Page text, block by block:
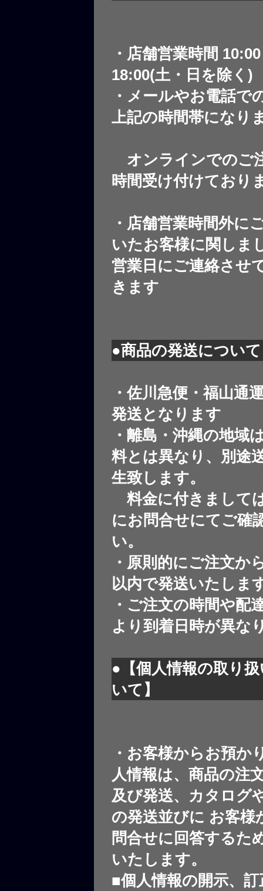
・店舗営業時間
18:00(土・日を除く)
・メールやお電話で
上記の時間帯になり
オンラインでのご
時間受け付けており
・店舗営業時間外に
いたお客様に関しま
営業日にご連絡させ
きます
●商品の発送について
・佐川急便・福山通
発送となります
・離島・沖縄の地域
料とは異なり、別途
生致します。
料金に付きまして
にお問合せにてご確
い。
・原則的にご注文か
以内で発送いたしま
・ご注文の時間や配
より到着日時が異な
●【個人情報の取り
いて】
・お客様からお預か
人情報は、商品の注
及び発送、カタログ
の発送並びに お客様
問合せに回答するた
いたします。
■個人情報の開示、